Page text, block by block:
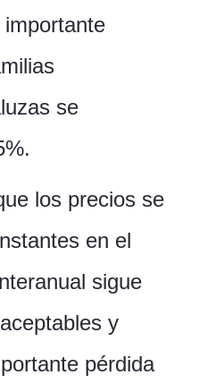
se
los precios se
en el
sigue
y
pérdida